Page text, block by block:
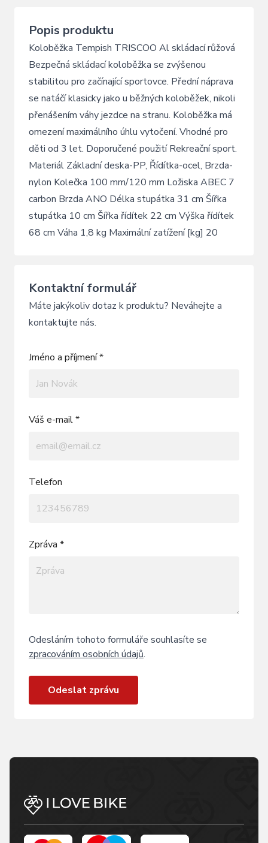
Popis produktu
Koloběžka Tempish TRISCOO Al skládací růžová
Bezpečná skládací koloběžka se zvýšenou
stabilitou pro začínající sportovce. Přední náprava
se natáčí klasicky jako u běžných koloběžek, nikoli
přenášením váhy jezdce na stranu. Koloběžka má
omezení maximálního úhlu vytočení. Vhodné pro
děti od 3 let. Doporučené použití Rekreační sport.
Materiál Základní deska-PP, Řídítka-ocel, Brzda-
nylon Kolečka 100 mm/120 mm Ložiska ABEC 7
carbon Brzda ANO Délka stupátka 31 cm Šířka
stupátka 10 cm Šířka řídítek 22 cm Výška řídítek
68 cm Váha 1,8 kg Maximální zatížení [kg] 20
Kontaktní formulář
Máte jakýkoliv dotaz k produktu? Neváhejte a
kontaktujte nás.
Jméno a příjmení *
Váš e-mail *
Telefon
Zpráva *
Odesláním tohoto formuláře souhlasíte se
zpracováním osobních údajů.
Odeslat zprávu